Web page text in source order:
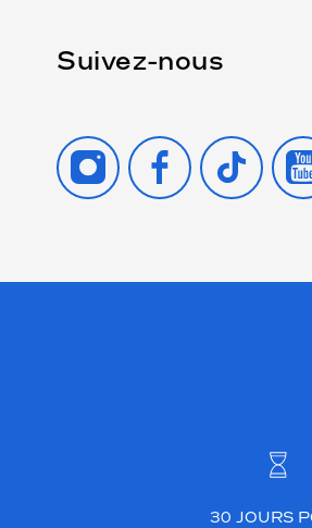
Suivez-nous
INSTAGRAMFACEBOOK
TIKTOK
30 JOURS